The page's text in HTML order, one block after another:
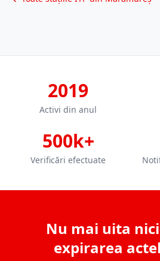
2019
Activi din anul
500k+
Verificări efectuate
Nu mai uita
expirarea